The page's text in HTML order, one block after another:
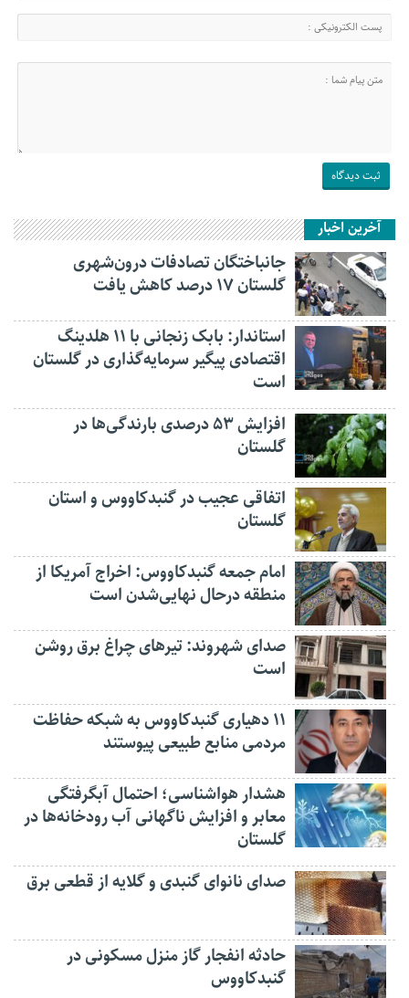
آخرین اخبار
جانباختگان تصادفات درون‌شهری
گلستان ۱۷ درصد کاهش یافت
استاندار: بابک زنجانی با ۱۱ هلدینگ
اقتصادی پیگیر سرمایه‌گذاری در گلستان
است
افزایش ۵۳ درصدی بارندگی‌ها در
گلستان
اتفاقی عجیب در‌ گنبدکاووس و استان
گلستان
امام جمعه گنبدکاووس: اخراج آمریکا از
منطقه درحال نهایی‌شدن است
صدای شهروند: تیرهای چراغ برق روشن
است
۱۱ دهیاری گنبدکاووس به شبکه حفاظت
مردمی منابع طبیعی پیوستند
هشدار هواشناسی؛ احتمال آبگرفتگی
معابر و افزایش ناگهانی آب رودخانه‌ها در
گلستان
صدای نانوای گنبدی و گلایه از قطعی برق
حادثه انفجار گاز منزل مسکونی در
گنبدکاووس